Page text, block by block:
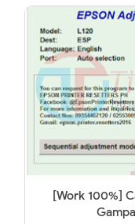
[Work 100%]